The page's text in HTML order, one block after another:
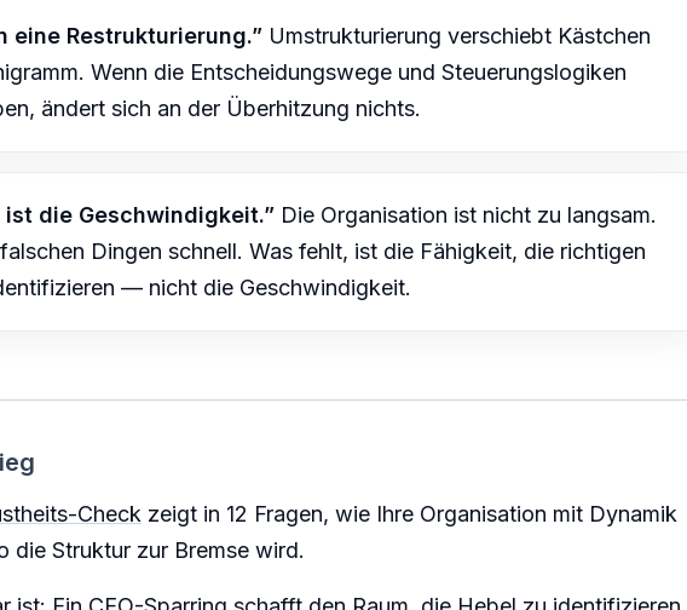
eine Restrukturierung.” Umstrukturierung verschiebt Kästchen
Wenn die Entscheidungswege und Steuerungslogiken
ändert sich an der Überhitzung nichts.
ist die Geschwindigkeit.” Die Organisation ist nicht zu langsam.
Dingen schnell. Was fehlt, ist die Fähigkeit, die richtigen
— nicht die Geschwindigkeit.
Check zeigt in 12 Fragen, wie Ihre Organisation mit Dynamik
Struktur zur Bremse wird.